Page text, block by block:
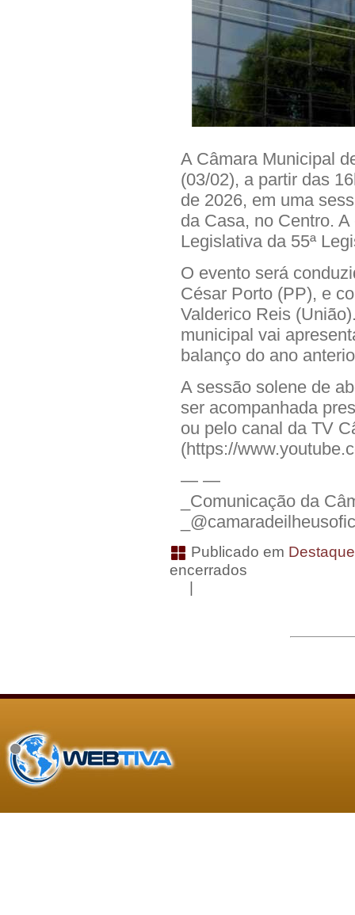
A Câmara Municipal
(03/02), a partir das
de 2026, em uma
da Casa, no Centro.
Legislativa da 55ª
O evento será
César Porto (PP), e
Valderico Reis
municipal vai
balanço do ano
A sessão solene de
ser acompanhada
ou pelo canal da TV
(https://
— —
_Comunicação da
Publicado em
encerrados
|